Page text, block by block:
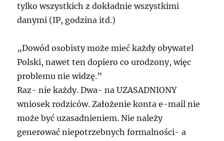
tylko wszystkich z dokładnie wszystkimi
danymi (IP, godzina itd.)
„Dowód osobisty może mieć każdy obywatel
Polski, nawet ten dopiero co urodzony, więc
problemu nie widzę.”
Raz- nie każdy. Dwa- naUZASADNIONY
wniosek rodziców. Założenie konta e-mail nie
może być uzasadnieniem. Nie należy
generować niepotrzebnych formalności- a